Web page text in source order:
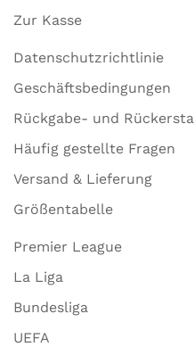
Zur Kasse
Datenschutzrichtlinie
Geschäftsbedingungen
Rückgabe- und
Häufig gestellte Fragen
Versand & Lieferung
Größentabelle
Premier League
La Liga
Bundesliga
UEFA